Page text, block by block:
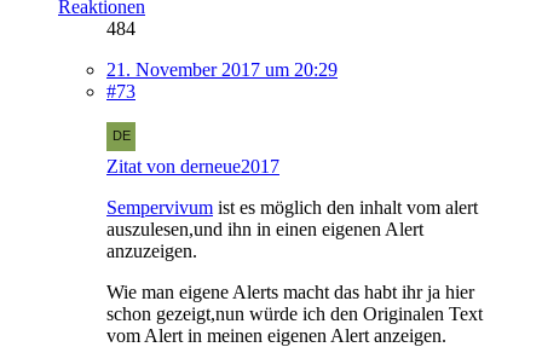
Reaktionen
484
21. November 2017 um 20:29
#73
Zitat von derneue2017
Sempervivum ist es möglich den inhalt vom alert
auszulesen,und ihn in einen eigenen Alert
anzuzeigen.
Wie man eigene Alerts macht das habt ihr ja hier
schon gezeigt,nun würde ich den Originalen Text
vom Alert in meinen eigenen Alert anzeigen.